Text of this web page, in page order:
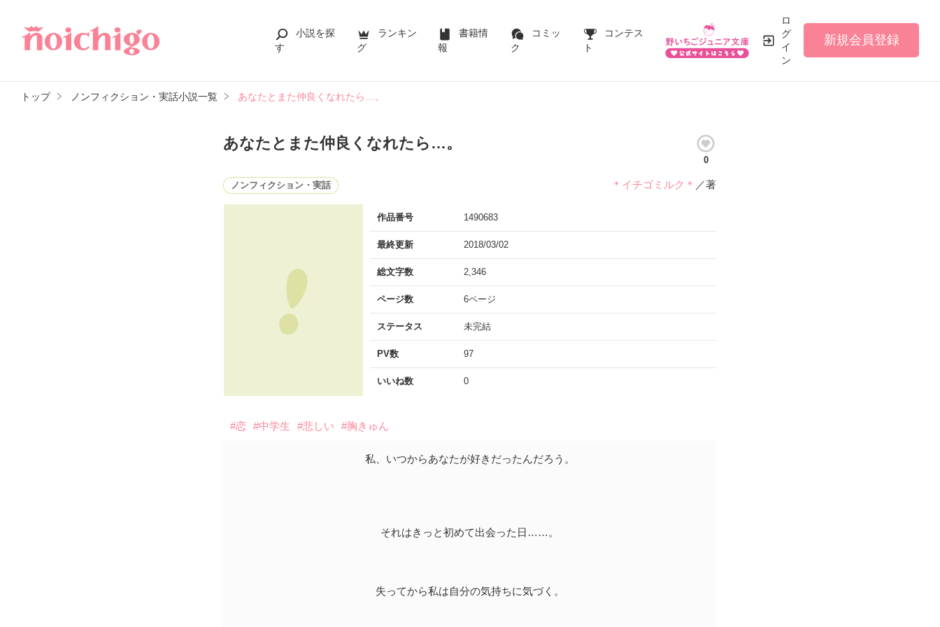
小説を探
す
ランキン
グ
書籍情
報
コミッ
ク
コンテス
ト
ロ
グ
イ
ン
新規会員登録
トップ ノンフィクション・実話小説一覧 あなたとまた仲良くなれたら…。
あなたとまた仲良くなれたら…。
0
ノンフィクション・実話 ＊イチゴミルク＊ ／著
作品番号 1490683
最終更新 2018/03/02
総文字数 2,346
ページ数 6ページ
ステータス 未完結
PV数 97
いいね数 0
#恋 #中学生 #悲しい #胸きゅん
私、いつからあなたが好きだったんだろう。
それはきっと初めて出会った日……。
失ってから私は自分の気持ちに気づく。